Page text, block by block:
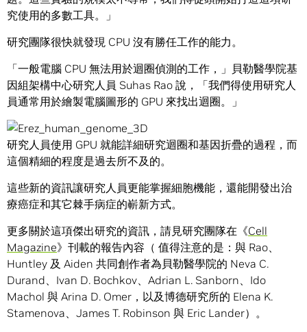
究使用的多數工具。」
研究團隊很快就發現 CPU 沒有勝任工作的能力。
「一般電腦 CPU 無法用於迴圈偵測的工作，」貝勒醫學院基
因組架構中心研究人員 Suhas Rao 說，「我們得使用研究人
員通常用於繪製電腦圖形的 GPU 來找出迴圈。」
研究人員使用 GPU 就能詳細研究迴圈和基因折疊的過程，而
這個精細的程度是過去所不及的。
這些新的資訊讓研究人員更能掌握細胞機能，還能開發出治
療癌症和其它棘手病症的嶄新方式。
更多關於這項傑出研究的資訊，請見研究團隊在《Cell
Magazine》刊載的報告內容（ 值得注意的是：與 Rao、
Huntley 及 Aiden 共同創作者為貝勒醫學院的 Neva C.
Durand、Ivan D. Bochkov、Adrian L. Sanborn、Ido
Machol 與 Arina D. Omer，以及博德研究所的 Elena K.
Stamenova、James T. Robinson 與 Eric Lander）。